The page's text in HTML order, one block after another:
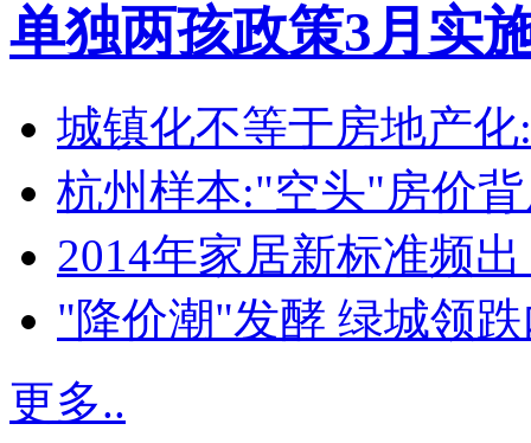
单独两孩政策3月实
城镇化不等于房地产
杭州样本:"空头"房价
2014年家居新标准频
"降价潮"发酵 绿城领
更多..